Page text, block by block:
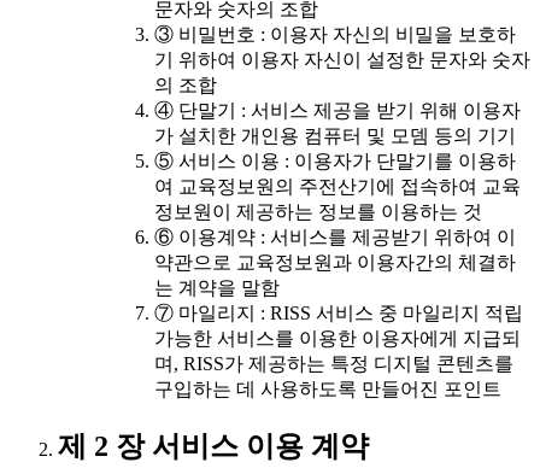
문자와 숫자의 조합
③ 비밀번호 : 이용자 자신의 비밀을 보호하
기 위하여 이용자 자신이 설정한 문자와 숫자
의 조합
④ 단말기 : 서비스 제공을 받기 위해 이용자
가 설치한 개인용 컴퓨터 및 모뎀 등의 기기
⑤ 서비스 이용 : 이용자가 단말기를 이용하
여 교육정보원의 주전산기에 접속하여 교육
정보원이 제공하는 정보를 이용하는 것
⑥ 이용계약 : 서비스를 제공받기 위하여 이
약관으로 교육정보원과 이용자간의 체결하
는 계약을 말함
⑦ 마일리지 : RISS 서비스 중 마일리지 적립
가능한 서비스를 이용한 이용자에게 지급되
며, RISS가 제공하는 특정 디지털 콘텐츠를
구입하는 데 사용하도록 만들어진 포인트
제 2 장 서비스 이용 계약